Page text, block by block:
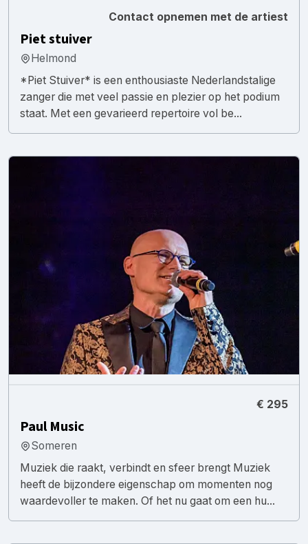
Contact opnemen met de artiest
Piet stuiver
Helmond
*Piet Stuiver* is een enthousiaste Nederlandstalige
zanger die met veel passie en plezier op het podium
staat. Met een gevarieerd repertoire vol be...
€ 295
Paul Music
Someren
Muziek die raakt, verbindt en sfeer brengt Muziek
heeft de bijzondere eigenschap om momenten nog
waardevoller te maken. Of het nu gaat om een hu...